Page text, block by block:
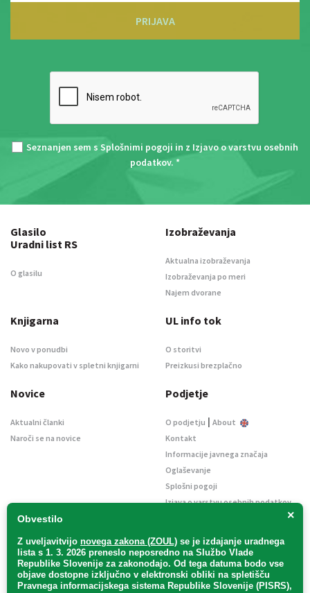
PRIJAVA
Seznanjen sem s Splošnimi pogoji in z Izjavo o varstvu osebnih
podatkov. *
×
Obvestilo
Z uveljavitvijo novega zakona (ZOUL) se je izdajanje uradnega
lista s 1. 3. 2026 preneslo neposredno na Službo Vlade
Republike Slovenije za zakonodajo. Od tega datuma bodo vse
objave dostopne izključno v elektronski obliki na spletišču
Pravnega informacijskega sistema Republike Slovenije (PISRS),
Glasilo
Uradni list RS
O glasilu
Izobraževanja
Aktualna izobraževanja
Izobraževanja po meri
Najem dvorane
Knjigarna
Novo v ponudbi
Kako nakupovati v spletni knjigarni
UL info tok
O storitvi
Preizkusi brezplačno
Novice
Aktualni članki
Naroči se na novice
Podjetje
O podjetju | About
Kontakt
Informacije javnega značaja
Oglaševanje
Splošni pogoji
Izjava o varstvu osebnih podatkov